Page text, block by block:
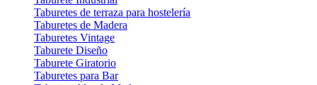
Taburetes de terraza para hostelería
Taburetes de Madera
Taburetes Vintage
Taburete Diseño
Taburete Giratorio
Taburetes para Bar